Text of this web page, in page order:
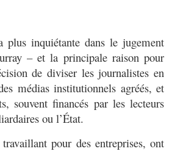
inquiétante dans le jugement
– et la principale raison pour
de diviser les journalistes en
médias institutionnels agréés, et
souvent financés par les lecteurs
ou l’État.
pour des entreprises, ont